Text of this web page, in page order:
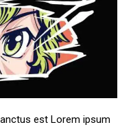
est Lorem ipsum